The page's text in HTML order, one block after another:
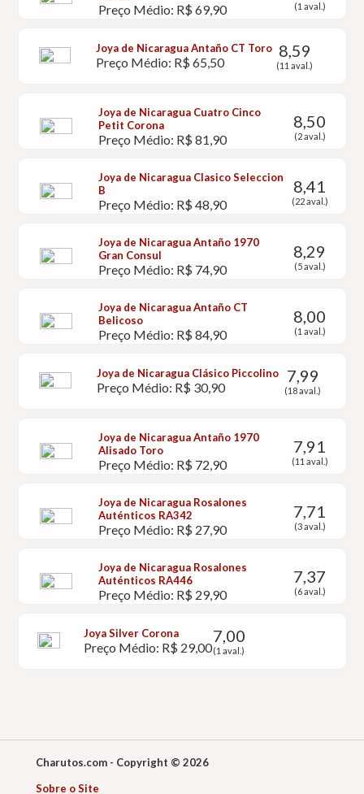
Preço Médio: R$ 69,90 (1 aval.)
Joya de Nicaragua Antaño CT Toro
Preço Médio: R$ 65,50
8,59
(11 aval.)
Joya de Nicaragua Cuatro Cinco
Petit Corona
Preço Médio: R$ 81,90
8,50
(2 aval.)
Joya de Nicaragua Clasico Seleccion
B
Preço Médio: R$ 48,90
8,41
(22 aval.)
Joya de Nicaragua Antaño 1970
Gran Consul
Preço Médio: R$ 74,90
8,29
(5 aval.)
Joya de Nicaragua Antaño CT
Belicoso
Preço Médio: R$ 84,90
8,00
(1 aval.)
Joya de Nicaragua Clásico Piccolino
Preço Médio: R$ 30,90
7,99
(18 aval.)
Joya de Nicaragua Antaño 1970
Alisado Toro
Preço Médio: R$ 72,90
7,91
(11 aval.)
Joya de Nicaragua Rosalones
Auténticos RA342
Preço Médio: R$ 27,90
7,71
(3 aval.)
Joya de Nicaragua Rosalones
Auténticos RA446
Preço Médio: R$ 29,90
7,37
(6 aval.)
Joya Silver Corona
Preço Médio: R$ 29,00
7,00
(1 aval.)
Charutos.com - Copyright © 2026
Sobre o Site